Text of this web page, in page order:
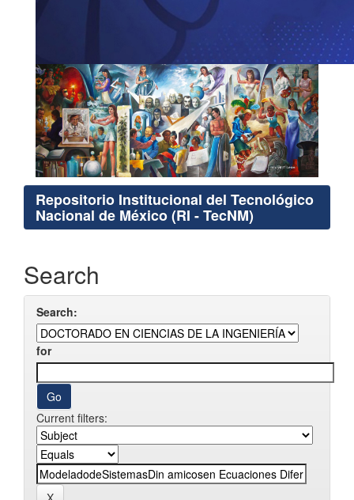
Repositorio Institucional del Tecnológico
Nacional de México (RI - TecNM)
Search
Search:
for
Current filters: